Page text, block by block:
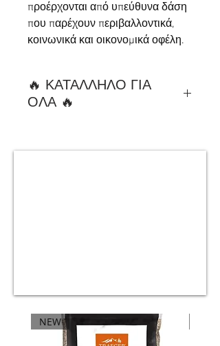
προέρχονται από υπεύθυνα δάση
που παρέχουν περιβαλλοντικά,
κοινωνικά και οικονομικά οφέλη.
🔥 ΚΑΤΑΛΛΗΛΟ ΓΙΑ
ΟΛΑ 🔥
λαχανικά & αρτοσκευάσματα
NEW